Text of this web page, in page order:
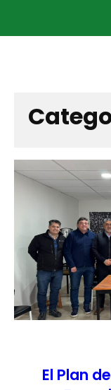
El Plan